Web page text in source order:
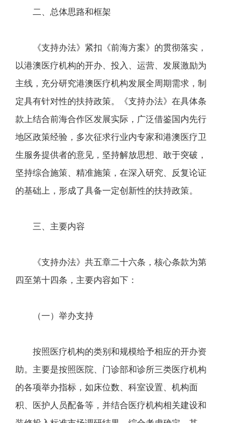
二、总体思路和框架
《支持办法》紧扣《前海方案》的贯彻落实，
以港澳医疗机构的开办、投入、运营、发展激励为
主线，充分研究港澳医疗机构发展全周期需求，制
定具有针对性的扶持政策。《支持办法》在具体条
款上结合前海合作区发展实际，广泛借鉴国内先行
地区政策经验，多次征求行业内专家和港澳医疗卫
生服务提供者的意见，坚持解放思想、敢于突破，
坚持综合施策、精准施策，在深入研究、反复论证
的基础上，形成了具备一定创新性的扶持政策。
三、主要内容
《支持办法》共五章二十六条，核心条款为第
四至第十四条，主要内容如下：
（一）举办支持
按照医疗机构的类别和规模给予相应的开办资
助。主要是按照医院、门诊部和诊所三类医疗机构
的各项举办指标，如床位数、科室设置、机构面
积、医护人员配备等，并结合医疗机构相关建设和